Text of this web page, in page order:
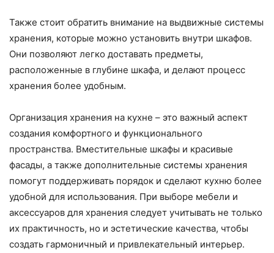
Также стоит обратить внимание на выдвижные системы
хранения, которые можно установить внутри шкафов.
Они позволяют легко доставать предметы,
расположенные в глубине шкафа, и делают процесс
хранения более удобным.
Организация хранения на кухне – это важный аспект
создания комфортного и функционального
пространства. Вместительные шкафы и красивые
фасады, а также дополнительные системы хранения
помогут поддерживать порядок и сделают кухню более
удобной для использования. При выборе мебели и
аксессуаров для хранения следует учитывать не только
их практичность, но и эстетические качества, чтобы
создать гармоничный и привлекательный интерьер.